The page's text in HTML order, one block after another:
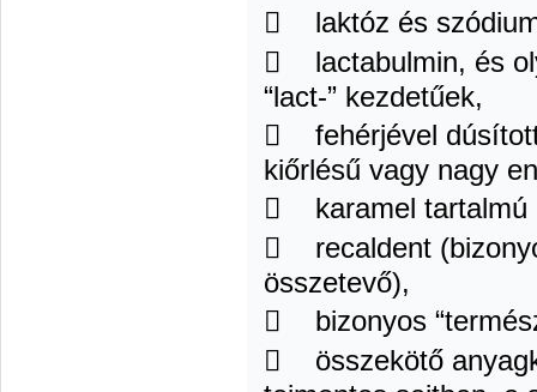
 laktóz és
 lactabulmin, és
“lact-” kezdetűek,
 fehérjével
kiőrlésű vagy nagy
 karamel tartalmú
 recaldent
összetevő),
 bizonyos
 összekötő